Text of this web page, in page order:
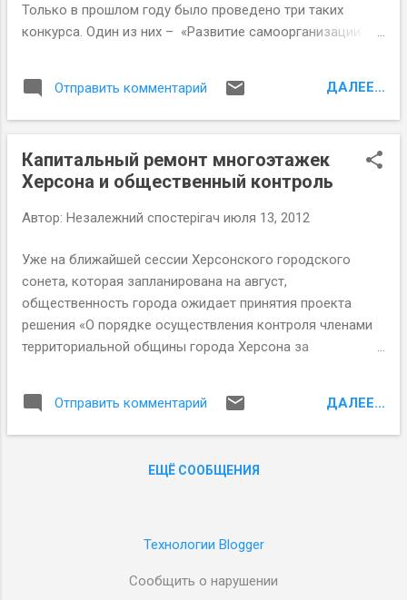
Только в прошлом году было проведено три таких
конкурса. Один из них – «Развитие самоорганизации
финансовой поддержке NED (Национальный фонд
поддержки демократии, Вашингтон, США) и Фонда
задача – поддержка местных гражданских групп (МГГ),
в особенности объединений совладельцев
самоорганизации населения (ОСН). Претендовали на
Херсонской областей и АР Крым. Цель конкурса –
повышение стабильности работы и укрепление
потенциала МГГ, направленных на представительство
прав и интересов граждан на местном уровне. В
качестве приоритетов конкурса были определены акции
Отправить комментарий ДАЛЕЕ...
Капитальный ремонт многоэтажек
Херсона и общественный контроль
Автор: Незалежний спостерігач июля 13, 2012
Уже на ближайшей сессии Херсонского городского
сонета, которая запланирована на август,
общественность города ожидает принятия проекта
решения «О порядке осуществления контроля членами
территориальной общины города Херсона за
многоквартирных жилых домов за счет средств
городского бюджета» .
Отправить комментарий ДАЛЕЕ...
ЕЩЁ СООБЩЕНИЯ
Технологии Blogger
Сообщить о нарушении